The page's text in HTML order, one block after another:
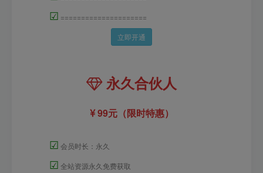
☑ =====================
立即开通
永久合伙人
99元（限时特惠）
☑ 会员时长：永久
☑ 全站资源永久免费获取